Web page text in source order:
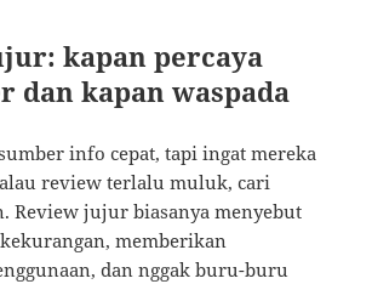
kapan percaya
dan kapan waspada
info cepat, tapi ingat mereka
review terlalu muluk, cari
Review jujur biasanya menyebut
memberikan
dan nggak buru-buru